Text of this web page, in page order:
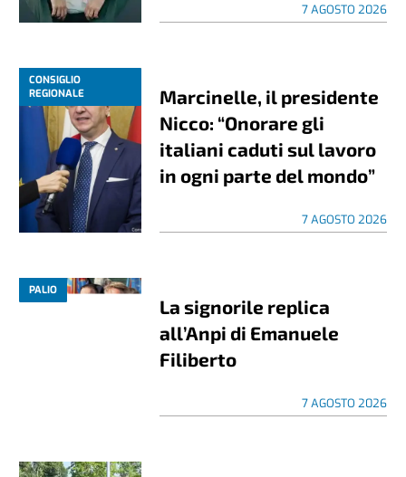
7 AGOSTO 2026
CONSIGLIO
REGIONALE
Marcinelle, il presidente
Nicco: “Onorare gli
italiani caduti sul lavoro
in ogni parte del mondo”
7 AGOSTO 2026
PALIO
La signorile replica
all’Anpi di Emanuele
Filiberto
7 AGOSTO 2026